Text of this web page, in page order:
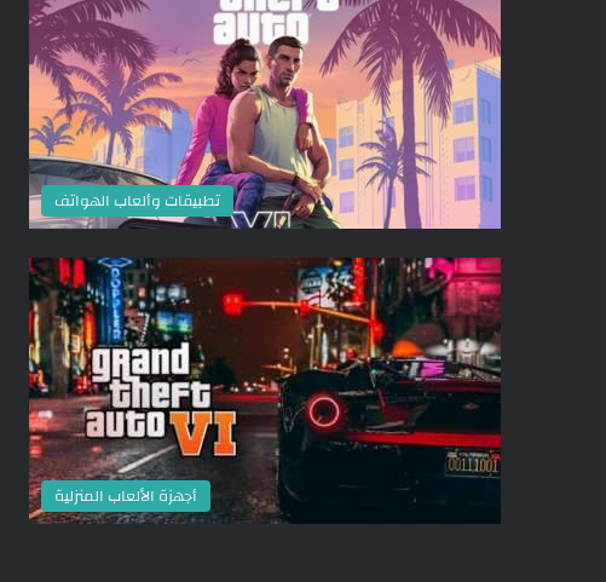
تطبيقات وألعاب الهواتف
أجهزة الألعاب المنزلية